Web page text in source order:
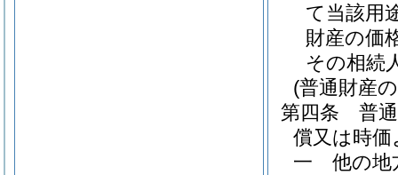
て当該用
財産の価
その相続
(普通財産
第四条
普
償又は時
一
他の地